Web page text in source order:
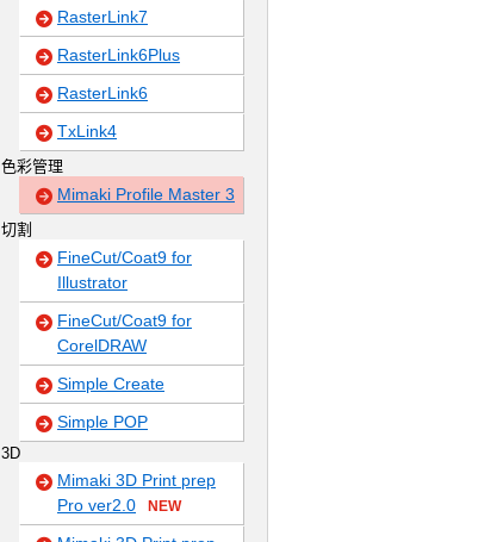
RasterLink7
RasterLink6Plus
RasterLink6
TxLink4
色彩管理
Mimaki Profile Master 3
切割
FineCut/Coat9 for
Illustrator
FineCut/Coat9 for
CorelDRAW
Simple Create
Simple POP
3D
Mimaki 3D Print prep
Pro ver2.0
NEW